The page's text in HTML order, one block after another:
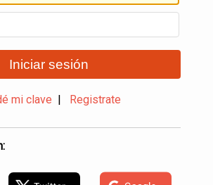
Iniciar sesión
mi clave Registrate